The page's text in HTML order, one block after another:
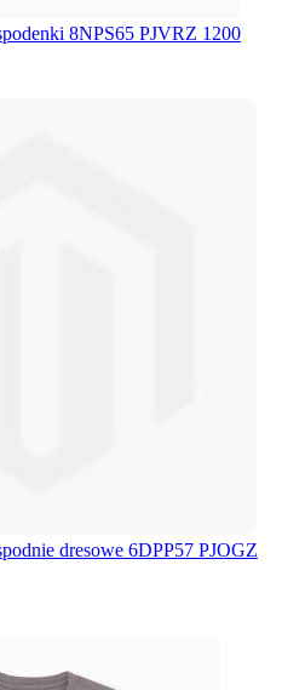
8NPS65 PJVRZ 1200
dresowe 6DPP57 PJOGZ